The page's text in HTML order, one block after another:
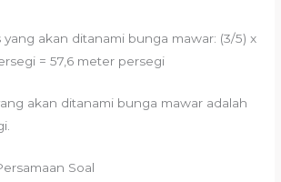
yang akan ditanami bunga mawar: (3/5) x
= 57,6 meter persegi
akan ditanami bunga mawar adalah
Soal